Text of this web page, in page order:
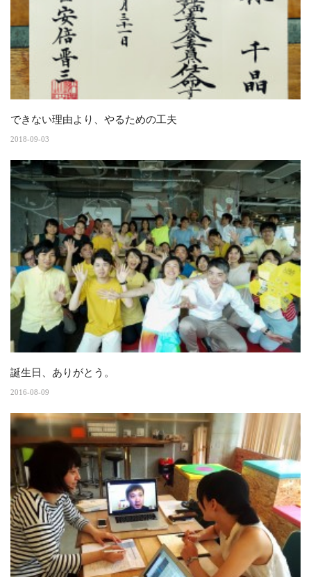
できない理由より、やるための工夫
2018-09-03
誕生日、ありがとう。
2016-08-09